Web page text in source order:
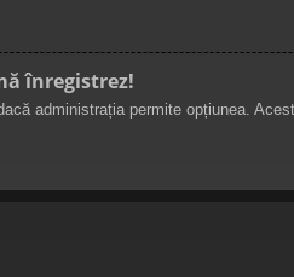
înregistrez!
administrația permite opțiunea.